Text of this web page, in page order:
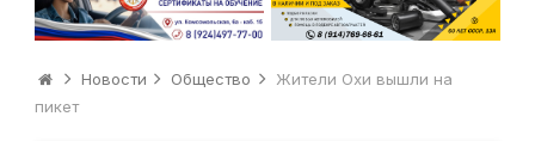
Новости Общество
Жители Охи вышли на
пикет